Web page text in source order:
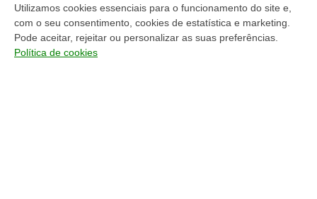
(+351) 919 103 011
chamada para rede móvel nacional
Utilizamos cookies essenciais para o funcionamento do site e,
com o seu consentimento, cookies de estatística e marketing.
Pode aceitar, rejeitar ou personalizar as suas preferências.
Política de cookies